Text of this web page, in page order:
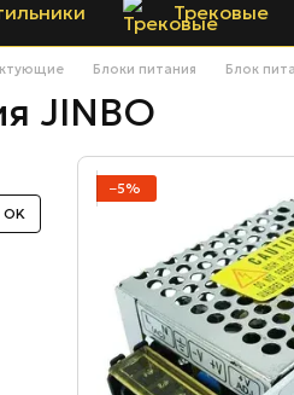
Трековые
Блоки питания Блок
JINBO
−5%
OK